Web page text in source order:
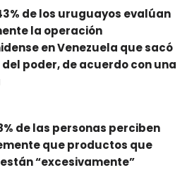
de los uruguayos evalúan
la operación
en Venezuela que sacó
poder, de acuerdo con una
de las personas perciben
que productos que
“excesivamente”